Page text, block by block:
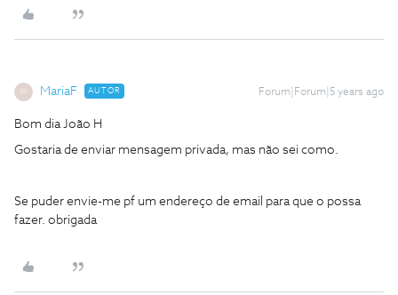
M MariaF AUTOR Forum|Forum|5 years ago
Bom dia João H
Gostaria de enviar mensagem privada, mas não sei como.
Se puder envie-me pf um endereço de email para que o possa
fazer. obrigada